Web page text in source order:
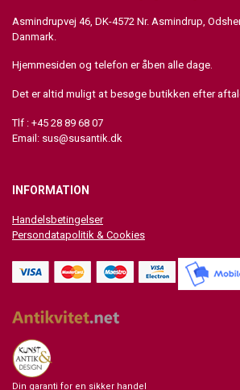
Asmindrupvej 46, DK-4572 Nr. Asmindrup,
Danmark.
Hjemmesiden og telefon er åben alle dage.
Det er altid muligt at besøge butikken efter
Tlf : +45 28 89 68 07
Email: sus@susantik.dk
INFORMATION
Handelsbetingelser
Persondatapolitik & Cookies
Din garanti for en sikker handel